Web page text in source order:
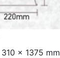
x 1375 mm